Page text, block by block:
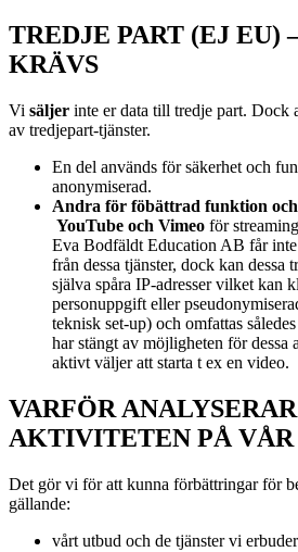
TREDJE PART (EJ EU)
KRÄVS
Vi säljer inte er data till tredje part. Dock
av tredjepart-tjänster.
En del används för säkerhet och
anonymiserad.
Andra för föbättrad funktion och
YouTube och Vimeo för
Eva Bodfäldt Education AB får
från dessa tjänster, dock kan dessa
själva spåra IP-adresser vilket kan
personuppgift eller
teknisk set-up) och omfattas
har stängt av möjligheten för dessa
aktivt väljer att starta t ex en video.
VARFÖR
AKTIVITETEN PÅ VÅR
Det gör vi för att kunna förbättringar för
gällande:
vårt utbud och de tjänster vi